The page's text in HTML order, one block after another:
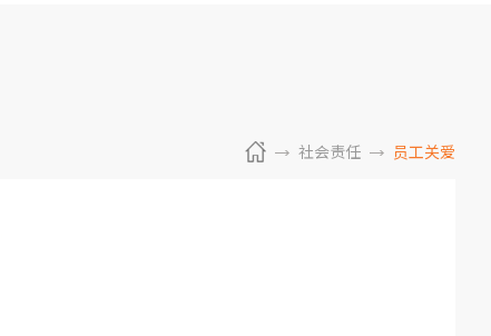
社会责任 员工关爱